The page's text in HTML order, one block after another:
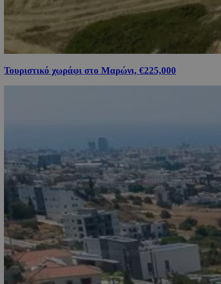
Τουριστικό χωράφι στο Μαρώνι, €225,000